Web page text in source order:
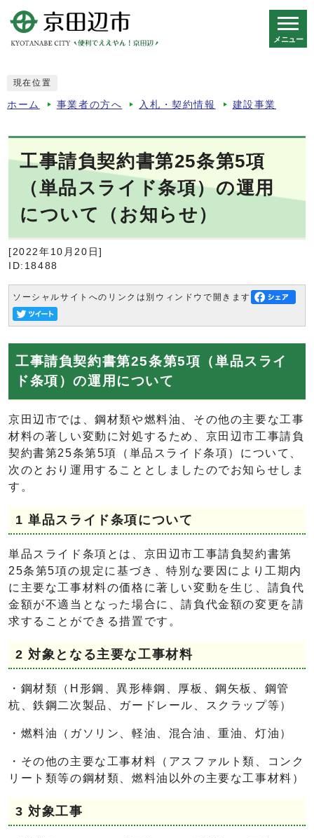
メニュー
現在位置
ホーム 事業者の方へ 入札・契約情報 建設事業
工事請負契約書第25条第5項
（単品スライド条項）の運用
について（お知らせ）
[2022年10月20日]
ID:18488
ソーシャルサイトへのリンクは別ウィンドウで開きます
工事請負契約書第25条第5項（単品スライ
ド条項）の運用について
京田辺市では、鋼材類や燃料油、その他の主要な工事
材料の著しい変動に対処するため、京田辺市工事請負
契約書第25条第5項（単品スライド条項）について、
次のとおり運用することとしましたのでお知らせしま
す。
1 単品スライド条項について
単品スライド条項とは、京田辺市工事請負契約書第
25条第5項の規定に基づき、特別な要因により工期内
に主要な工事材料の価格に著しい変動を生じ、請負代
金額が不適当となった場合に、請負代金額の変更を請
求することができる措置です。
2 対象となる主要な工事材料
・鋼材類（H形鋼、異形棒鋼、厚板、鋼矢板、鋼管
杭、鉄鋼二次製品、ガードレール、スクラップ等）
・燃料油（ガソリン、軽油、混合油、重油、灯油）
・その他の主要な工事材料（アスファルト類、コンク
リート類等の鋼材類、燃料油以外の主要な工事材料）
3 対象工事